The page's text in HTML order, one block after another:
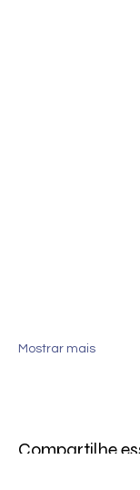
Mostrar mais
Compartilhe